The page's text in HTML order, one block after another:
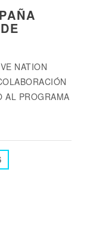
NATION
AL PROGRAMA